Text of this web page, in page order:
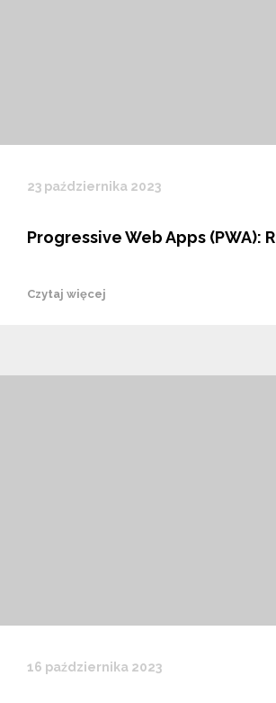
23 października 2023
Progressive Web Apps
Czytaj więcej
16 października 2023